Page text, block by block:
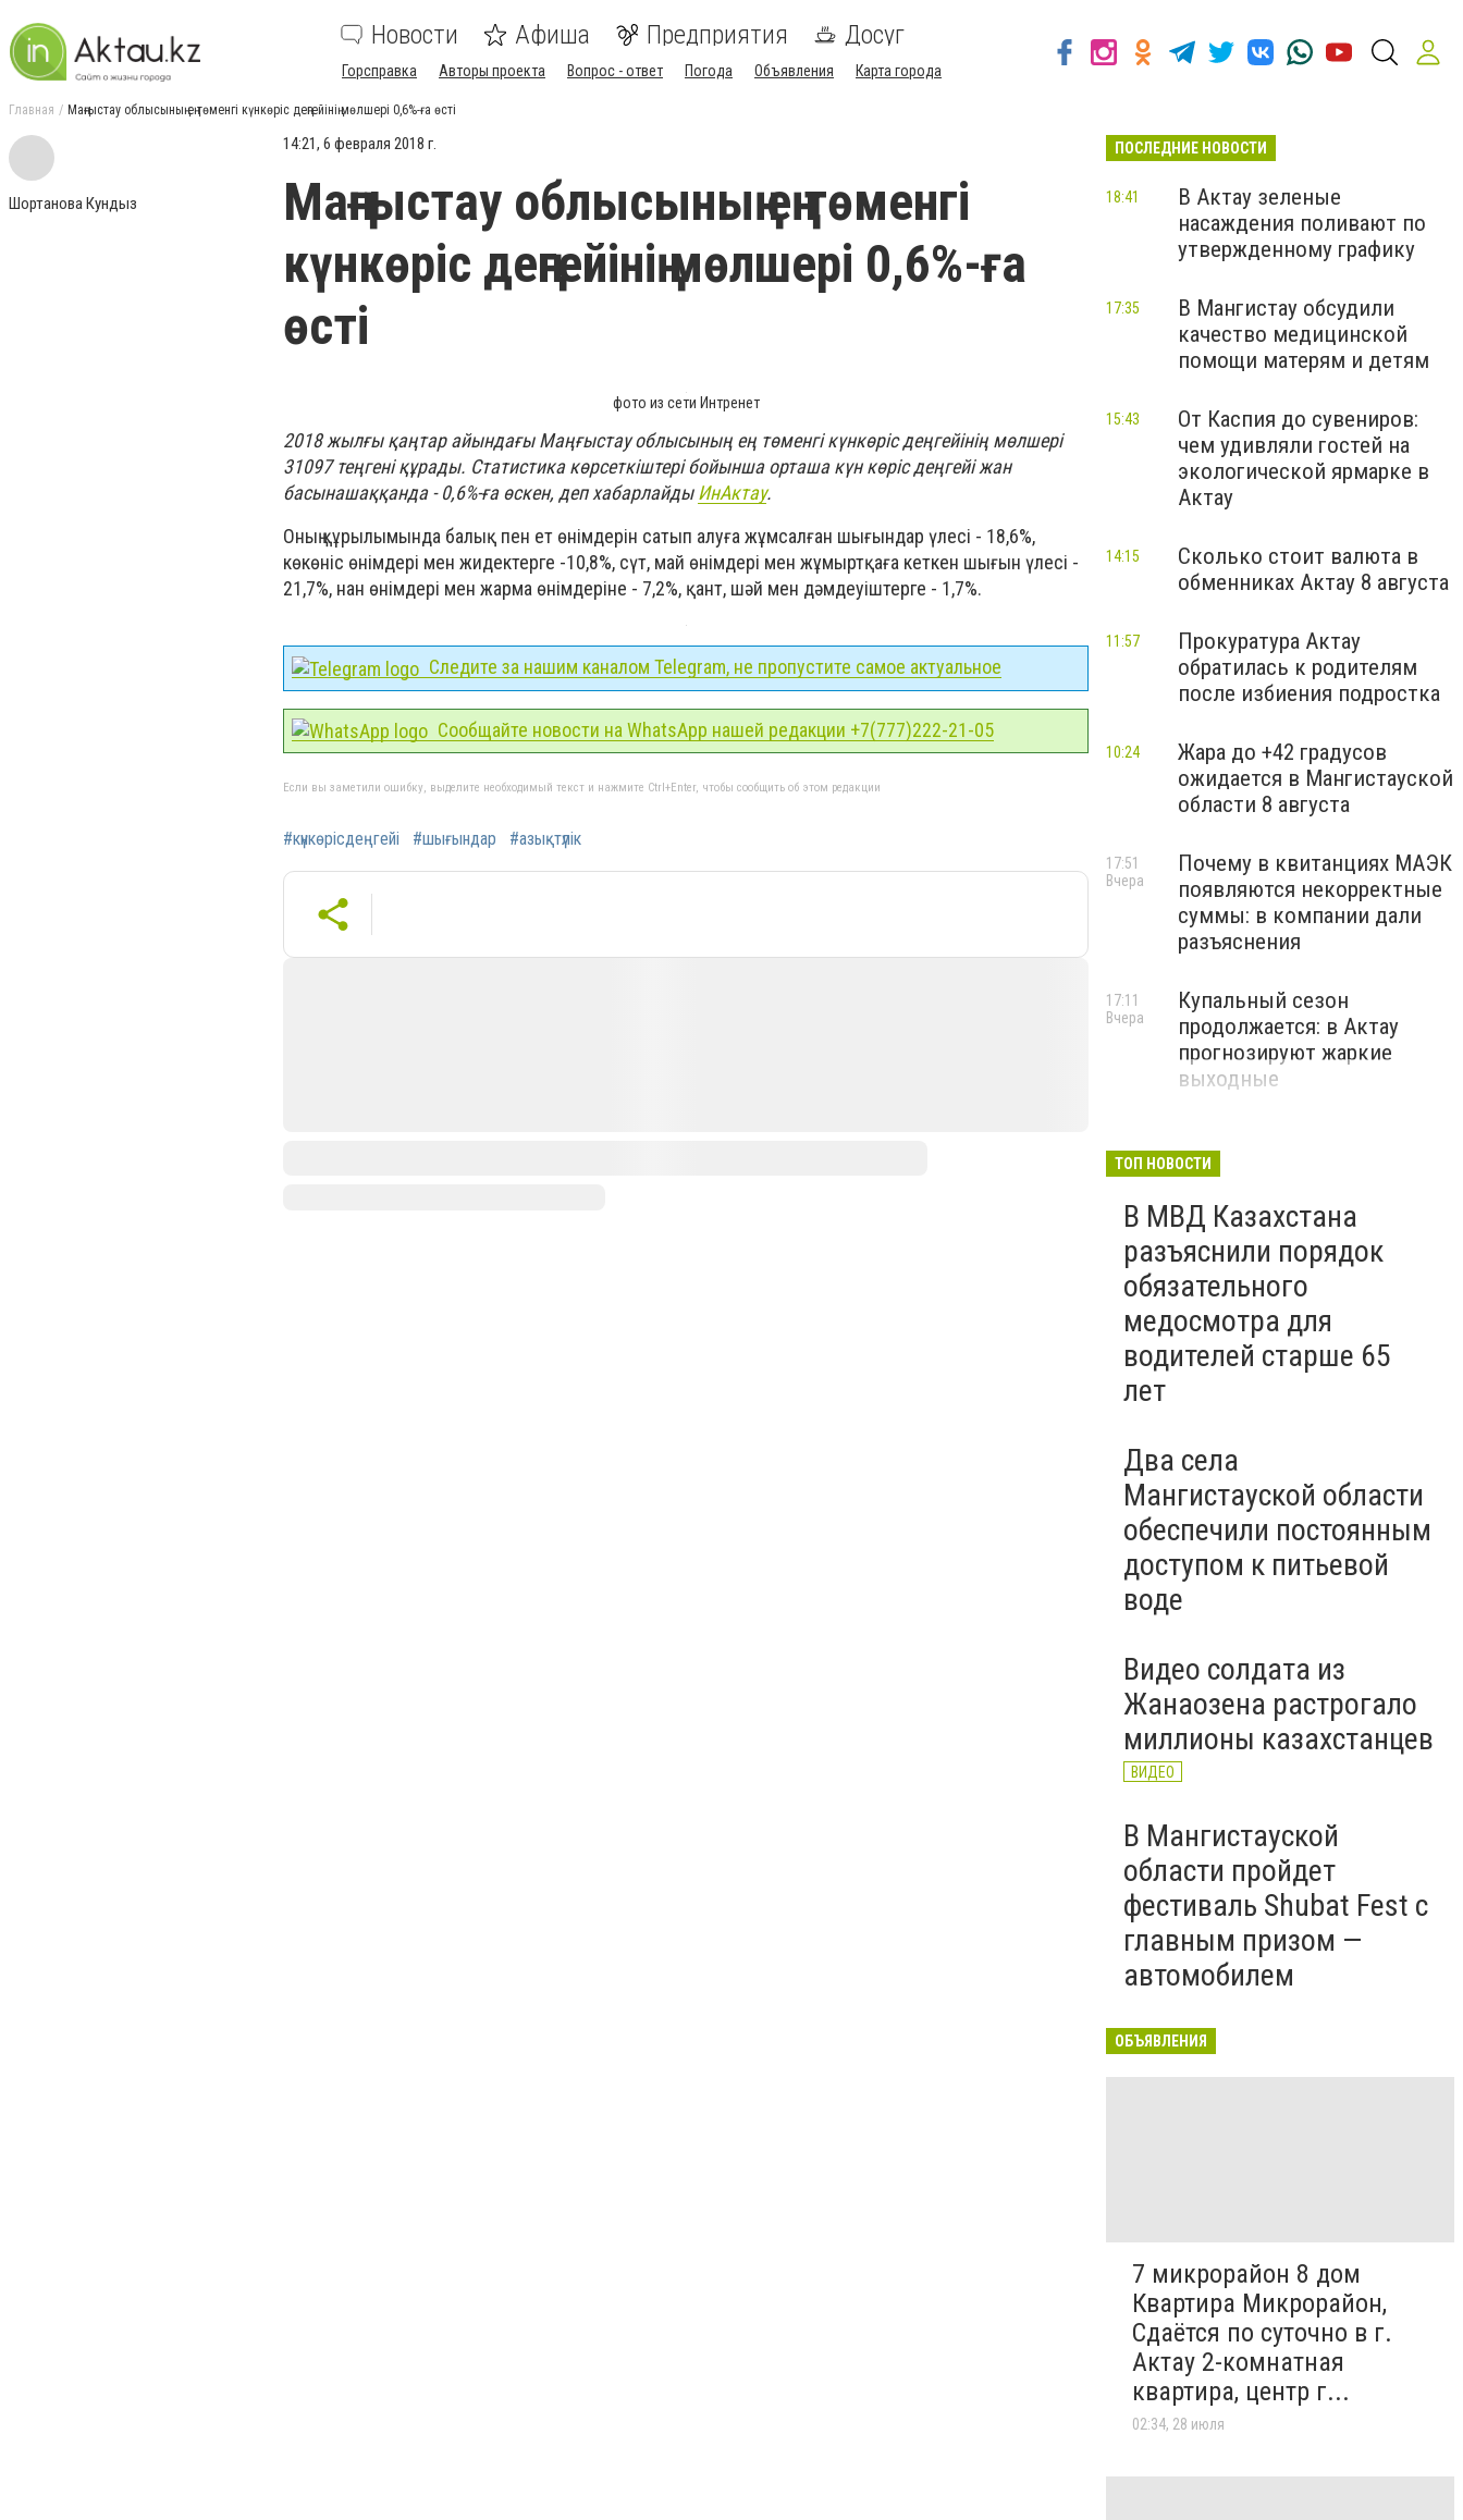
Новости Афиша Предприятия Досуг
Горсправка Авторы проекта Вопрос - ответ Погода Объявления Карта города
Главная Маңғыстау облысының ең төменгі күнкөріс деңгейінің мөлшері 0,6%-ға өсті
Шортанова Кундыз
14:21, 6 февраля 2018 г.
Маңғыстау облысының ең төменгі
күнкөріс деңгейінің мөлшері 0,6%-ға
өсті
фото из сети Интренет
2018 жылғы қаңтар айындағы Маңғыстау облысының ең төменгі күнкөріс деңгейінің мөлшері
31097 теңгені құрады. Статистика көрсеткіштері бойынша орташа күн көріс деңгейі жан
басынашаққанда - 0,6%-ға өскен, деп хабарлайдыИнАктау.
Оның құрылымында балық пен ет өнімдерін сатып алуға жұмсалған шығындар үлесі - 18,6%,
көкөніс өнімдері мен жидектерге -10,8%, сүт, май өнімдері мен жұмыртқаға кеткен шығын үлесі -
21,7%, нан өнімдері мен жарма өнімдеріне - 7,2%, қант, шәй мен дәмдеуіштерге - 1,7%.
Следите за нашим каналом Telegram, не пропустите самое актуальное
Сообщайте новости на WhatsApp нашей редакции +7(777)222-21-05
Если вы заметили ошибку, выделите необходимый текст и нажмите Ctrl+Enter, чтобы сообщить об этом редакции
#күнкөрісдеңгейі #шығындар #азықтүлік
ПОСЛЕДНИЕ НОВОСТИ
В Актау зеленые
насаждения поливают по
утвержденному графику
18:41
В Мангистау обсудили
качество медицинской
помощи матерям и детям
17:35
От Каспия до сувениров:
чем удивляли гостей на
экологической ярмарке в
Актау
15:43
Сколько стоит валюта в
обменниках Актау 8 августа
14:15
Прокуратура Актау
обратилась к родителям
после избиения подростка
11:57
Жара до +42 градусов
ожидается в Мангистауской
области 8 августа
10:24
Почему в квитанциях МАЭК
появляются некорректные
суммы: в компании дали
разъяснения
17:51
Вчера
Купальный сезон
продолжается: в Актау
прогнозируют жаркие
выходные
17:11
Вчера
ТОП НОВОСТИ
В МВД Казахстана
разъяснили порядок
обязательного
медосмотра для
водителей старше 65
лет
Два села
Мангистауской области
обеспечили постоянным
доступом к питьевой
воде
Видео солдата из
Жанаозена растрогало
миллионы казахстанцев
ВИДЕО
В Мангистауской
области пройдет
фестиваль Shubat Fest с
главным призом —
автомобилем
ОБЪЯВЛЕНИЯ
7 микрорайон 8 дом
Квартира Микрорайон,
Сдаётся по суточно в г.
Актау 2-комнатная
квартира, центр г...
02:34, 28 июля